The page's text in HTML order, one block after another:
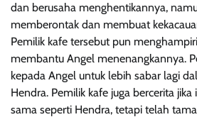
dan berusaha menghentikannya,
memberontak dan membuat
Pemilik kafe tersebut pun
membantu Angel menenangkannya.
kepada Angel untuk lebih sabar lagi
Hendra. Pemilik kafe juga bercerita
sama seperti Hendra, tetapi telah